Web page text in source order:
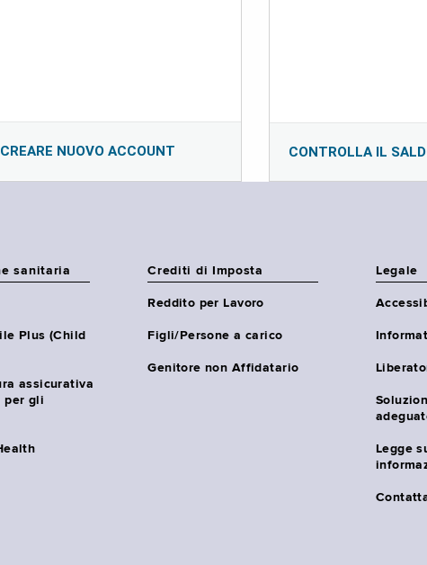
CREARE NUOVO ACCOUNT CONTROLLA IL
sanitaria
Plus (Child
assicurativa
per gli
Crediti di Imposta
Reddito per Lavoro
Figli/Persone a carico
Genitore non Affidatario
Legale
Legge